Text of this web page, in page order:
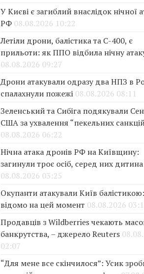
У Києві є загиблий внаслідок нічної
РФ 08.08.2026 10:22
Летіли дрони, балістика та С-400, є
прильоти: як ППО відбила нічну
08.08.2026 09:27
Дрони атакували одразу два НПЗ в
спалахнули пожежі 08.08.2026 08:11
Зеленський та Сибіга подякували
США за ухвалення “пекельних
08.08.2026 06:22
Нічна атака дронів РФ на Київщину:
загинули троє осіб, серед них дитина
08.08.2026 03:25
Окупанти атакували Київ
відомо на цей момент 08.08.2026
Продавців з Wildberries чекають
банкрутства, – джерело Reuters
02:07
“Для мене все скінчилося”: Усик